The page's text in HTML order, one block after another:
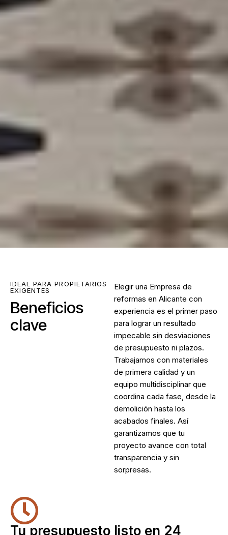
IDEAL PARA PROPIETARIOS
EXIGENTES
Beneficios
clave
Elegir una Empresa de
reformas en Alicante con
experiencia es el primer paso
para lograr un resultado
impecable sin desviaciones
de presupuesto ni plazos.
Trabajamos con materiales
de primera calidad y un
equipo multidisciplinar que
coordina cada fase, desde la
demolición hasta los
acabados finales. Así
garantizamos que tu
proyecto avance con total
transparencia y sin
sorpresas.
Tu presupuesto listo en 24